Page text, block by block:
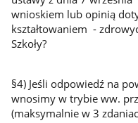
wnioskiem lub opinią
kształtowaniem -
Szkoły?
§4) Jeśli odpowiedź na
wnosimy w trybie ww.
(maksymalnie w 3